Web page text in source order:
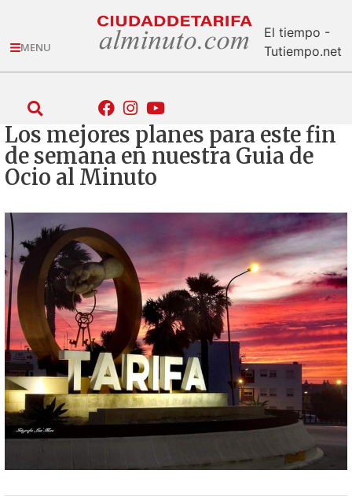
MENU
El tiempo -
Tutiempo.net
Los mejores planes para este fin
de semana en nuestra Guia de
Ocio al Minuto